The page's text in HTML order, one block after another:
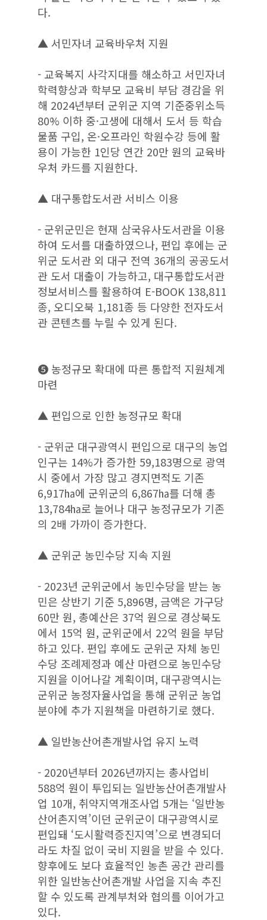
다.
▲ 서민자녀 교육바우처 지원
- 교육복지 사각지대를 해소하고 서민자녀
학력향상과 학부모 교육비 부담 경감을 위
해 2024년부터 군위군 지역 기준중위소득
80% 이하 중·고생에 대해서 도서 등 학습
물품 구입, 온·오프라인 학원수강 등에 활
용이 가능한 1인당 연간 20만 원의 교육바
우처 카드를 지원한다.
▲ 대구통합도서관 서비스 이용
- 군위군민은 현재 삼국유사도서관을 이용
하여 도서를 대출하였으나, 편입 후에는 군
위군 도서관 외 대구 전역 36개의 공공도서
관 도서 대출이 가능하고, 대구통합도서관
정보서비스를 활용하여 E-BOOK 138,811
종, 오디오북 1,181종 등 다양한 전자도서
관 콘텐츠를 누릴 수 있게 된다.
❺ 농정규모 확대에 따른 통합적 지원체계
마련
▲ 편입으로 인한 농정규모 확대
- 군위군 대구광역시 편입으로 대구의 농업
인구는 14%가 증가한 59,183명으로 광역
시 중에서 가장 많고 경지면적도 기존
6,917㏊에 군위군의 6,867㏊를 더해 총
13,784㏊로 늘어나 대구 농정규모가 기존
의 2배 가까이 증가한다.
▲ 군위군 농민수당 지속 지원
- 2023년 군위군에서 농민수당을 받는 농
민은 상반기 기준 5,896명, 금액은 가구당
60만 원, 총예산은 37억 원으로 경상북도
에서 15억 원, 군위군에서 22억 원을 부담
하고 있다. 편입 후에도 군위군 자체 농민
수당 조례제정과 예산 마련으로 농민수당
지원을 이어나갈 계획이며, 대구광역시는
군위군 농정자율사업을 통해 군위군 농업
분야에 추가 지원책을 마련하기로 했다.
▲ 일반농산어촌개발사업 유지 노력
- 2020년부터 2026년까지는 총사업비
588억 원이 투입되는 일반농산어촌개발사
업 10개, 취약지역개조사업 5개는 ‘일반농
산어촌지역’이던 군위군이 대구광역시로
편입돼 ‘도시활력증진지역’으로 변경되더
라도 차질 없이 국비 지원을 받을 수 있다.
향후에도 보다 효율적인 농촌 공간 관리를
위한 일반농산어촌개발 사업을 지속 추진
할 수 있도록 관계부처와 협의를 이어가고
있다.